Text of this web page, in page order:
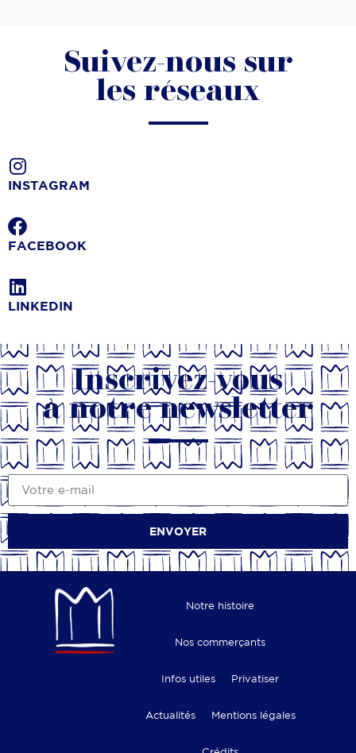
Suivez-nous sur
les réseaux
INSTAGRAM
FACEBOOK
LINKEDIN
Inscrivez-vous
à notre newsletter
ENVOYER
Notre histoire
Nos commerçants
Infos utiles Privatiser
Actualités Mentions légales